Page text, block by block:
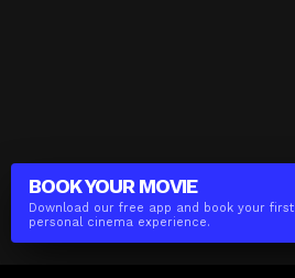
BOOK YOUR MOVIE
Download our free app and book your first
personal cinema experience.